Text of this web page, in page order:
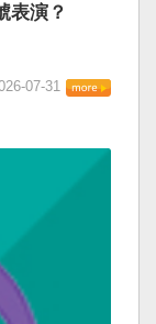
表演？
07-31